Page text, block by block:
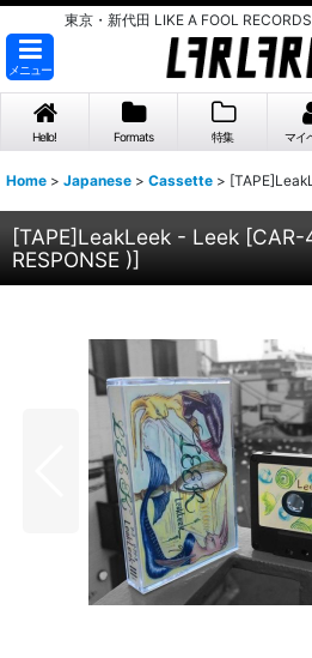
東京・新代田 LIKE A FOOL
メニュー
Hello! Formats 特集 マイ
Home > Japanese > Cassette >
[TAPE]LeakLeek - Leek [CAR-
RESPONSE )]